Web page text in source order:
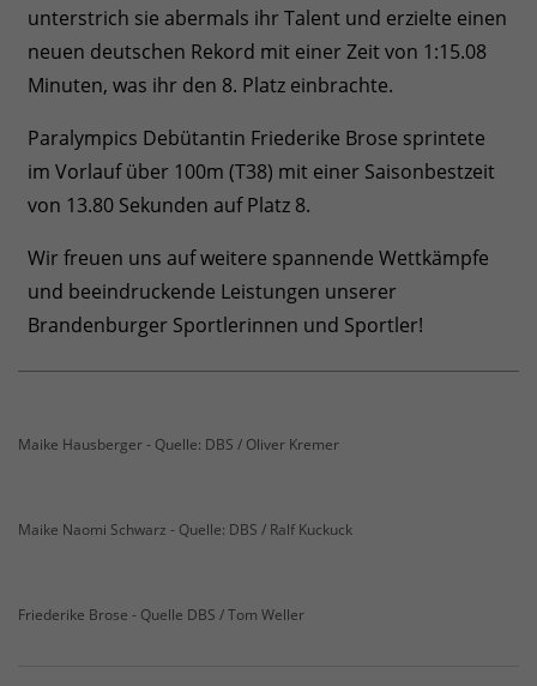
unterstrich sie abermals ihr Talent und erzielte einen
neuen deutschen Rekord mit einer Zeit von 1:15.08
Minuten, was ihr den 8. Platz einbrachte.
Paralympics Debütantin Friederike Brose sprintete
im Vorlauf über 100m (T38) mit einer Saisonbestzeit
von 13.80 Sekunden auf Platz 8.
Wir freuen uns auf weitere spannende Wettkämpfe
und beeindruckende Leistungen unserer
Brandenburger Sportlerinnen und Sportler!
Maike Hausberger - Quelle: DBS / Oliver Kremer
Maike Naomi Schwarz - Quelle: DBS / Ralf Kuckuck
Friederike Brose - Quelle DBS / Tom Weller